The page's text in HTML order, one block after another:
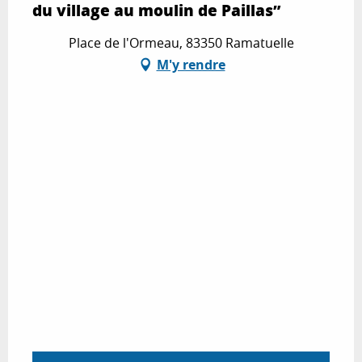
du village au moulin de Paillas”
Place de l'Ormeau, 83350 Ramatuelle
M'y rendre